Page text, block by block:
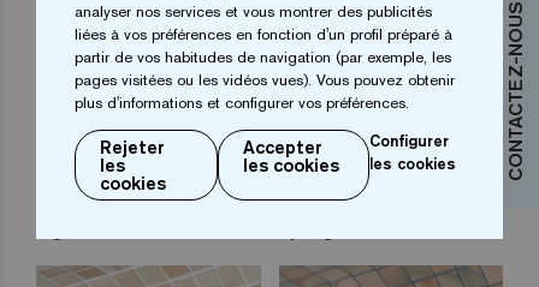
CONTACTEZ-NOUS
analyser nos services et vous montrer des publicités
liées à vos préférences en fonction d'un profil préparé à
partir de vos habitudes de navigation (par exemple, les
pages visitées ou les vidéos vues). Vous pouvez obtenir
plus d'informations et configurer vos préférences.
Rejeter
les
cookies
Accepter
les cookies
Configurer
les cookies